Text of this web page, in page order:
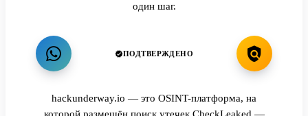
один шаг.
ПОДТВЕРЖДЕНО
hackunderway.io — это OSINT-платформа, на